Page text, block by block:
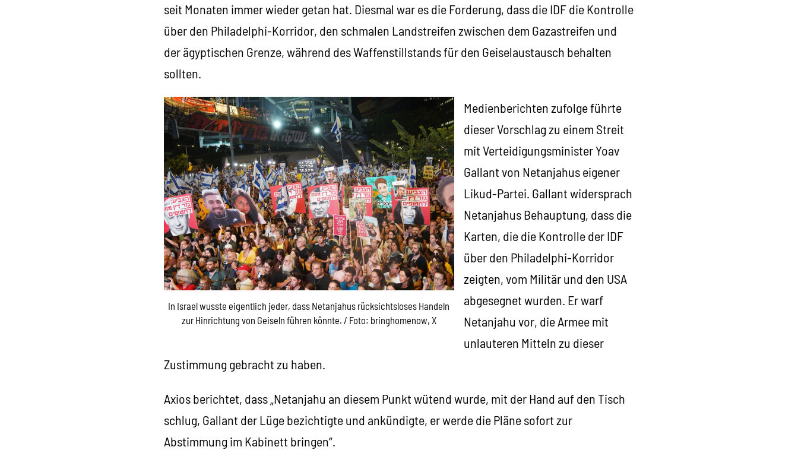
seit Monaten immer wieder getan hat. Diesmal war es die Forderung, dass die IDF die Kontrolle
über den Philadelphi-Korridor, den schmalen Landstreifen zwischen dem Gazastreifen und
der ägyptischen Grenze, während des Waffenstillstands für den Geiselaustausch behalten
sollten.
In Israel wusste eigentlich jeder, dass Netanjahus rücksichtsloses Handeln
zur Hinrichtung von Geiseln führen könnte. / Foto: bringhomenow, X
Medienberichten zufolge führte
dieser Vorschlag zu einem Streit
mit Verteidigungsminister Yoav
Gallant von Netanjahus eigener
Likud-Partei. Gallant widersprach
Netanjahus Behauptung, dass die
Karten, die die Kontrolle der IDF
über den Philadelphi-Korridor
zeigten, vom Militär und den USA
abgesegnet wurden. Er warf
Netanjahu vor, die Armee mit
unlauteren Mitteln zu dieser
Zustimmung gebracht zu haben.
Axios berichtet, dass „Netanjahu an diesem Punkt wütend wurde, mit der Hand auf den Tisch
schlug, Gallant der Lüge bezichtigte und ankündigte, er werde die Pläne sofort zur
Abstimmung im Kabinett bringen“.